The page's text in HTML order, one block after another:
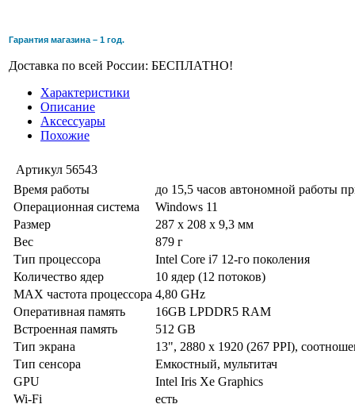
Гарантия магазина – 1 год.
Доставка по всей России: БЕСПЛАТНО!
Характеристики
Описание
Аксессуары
Похожие
Артикул 56543
Время работы
до 15,5 часов автономной работы
Операционная система
Windows 11
Размер
287 x 208 x 9,3 мм
Вес
879 г
Тип процессора
Intel Core i7 12-го поколения
Количество ядер
10 ядер (12 потоков)
MAX частота процессора 4,80 GHz
Оперативная память
16GB LPDDR5 RAM
Встроенная память
512 GB
Тип экрана
13", 2880 x 1920 (267 PPI),
Тип сенсора
Емкостный, мультитач
GPU
Intel Iris Xe Graphics
Wi-Fi
есть